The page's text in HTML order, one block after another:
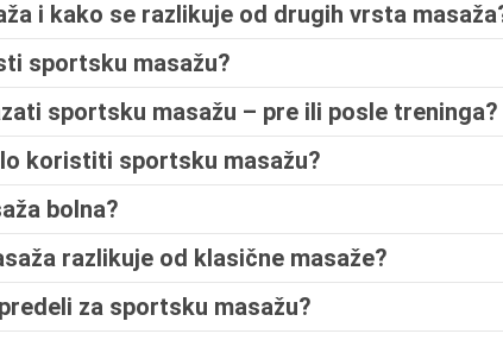
i kako se razlikuje od drugih vrsta
sportsku masažu?
sportsku masažu – pre ili posle treninga?
koristiti sportsku masažu?
bolna?
razlikuje od klasične masaže?
za sportsku masažu?